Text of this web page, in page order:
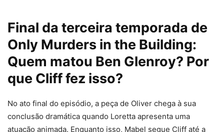
Final da terceira temporada de
Only Murders in the Building:
Quem matou Ben Glenroy? Por
que Cliff fez isso?
No ato final do episódio, a peça de Oliver chega à sua
conclusão dramática quando Loretta apresenta uma
atuação animada. Enquanto isso, Mabel segue Cliff até a